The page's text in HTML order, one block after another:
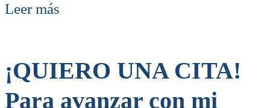
Leer más
¡QUIERO UNA CITA!
Para avanzar con mi